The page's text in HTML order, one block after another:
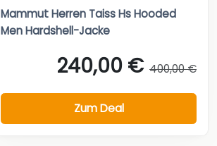
Mammut Herren Taiss Hs Hooded
Men Hardshell-Jacke
240,00 € 400,00 €
Zum Deal